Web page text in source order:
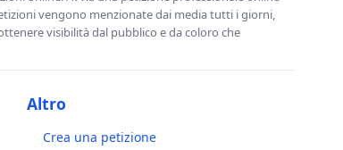
vengono menzionate dai media tutti i giorni,
visibilità dal pubblico e da coloro che
Altro
Crea una petizione